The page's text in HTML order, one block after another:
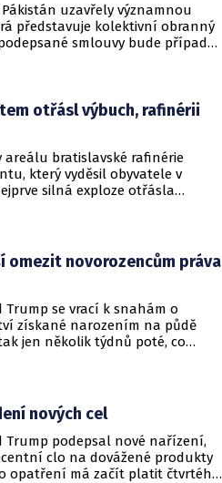
uzavřely významnou
představuje kolektivní obranný
smlouvy bude případný
otřásl výbuch, rafinérii
areálu bratislavské rafinérie
který vyděsil obyvatele v
silná exploze otřásla
omezit novorozencům práva
se vrací k snahám o
získané narozením na půdě
jen několik týdnů poté, co
nových cel
Trump podepsal nové nařízení,
clo na dovážené produkty
opatření má začít platit čtvrtého